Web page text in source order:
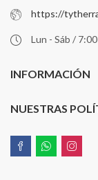
https://
Lun - Sáb /
INFORMACIÓN
NUESTRAS